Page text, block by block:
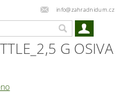
info@zahradnidum.cz
G OSIVA